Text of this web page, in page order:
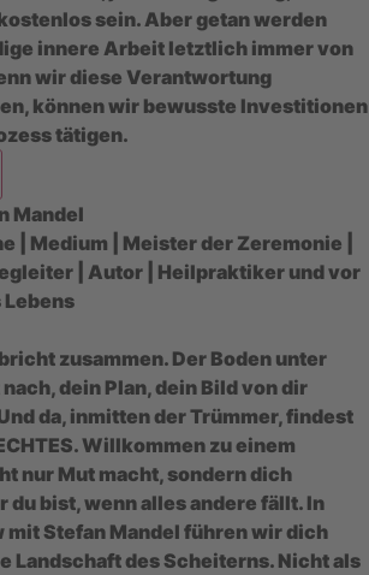
sein. Aber getan werden
innere Arbeit letztlich immer von
wir diese Verantwortung
können wir bewusste Investitionen
tätigen.
| Medium | Meister der Zeremonie |
| Autor | Heilpraktiker und vor
zusammen. Der Boden unter
dein Plan, dein Bild von dir
da, inmitten der Trümmer, findest
Willkommen zu einem
nur Mut macht, sondern dich
du bist, wenn alles andere fällt. In
Stefan Mandel führen wir dich
Landschaft des Scheiterns. Nicht als